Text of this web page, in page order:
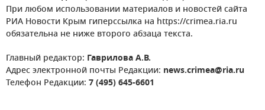
При любом использовании материалов и новостей сайта
РИА Новости Крым гиперссылка на https://crimea.ria.ru
обязательна не ниже второго абзаца текста.
Главный редактор: Гаврилова А.В.
Адрес электронной почты Редакции: news.crimea@ria.ru
Телефон Редакции: 7 (495) 645-6601